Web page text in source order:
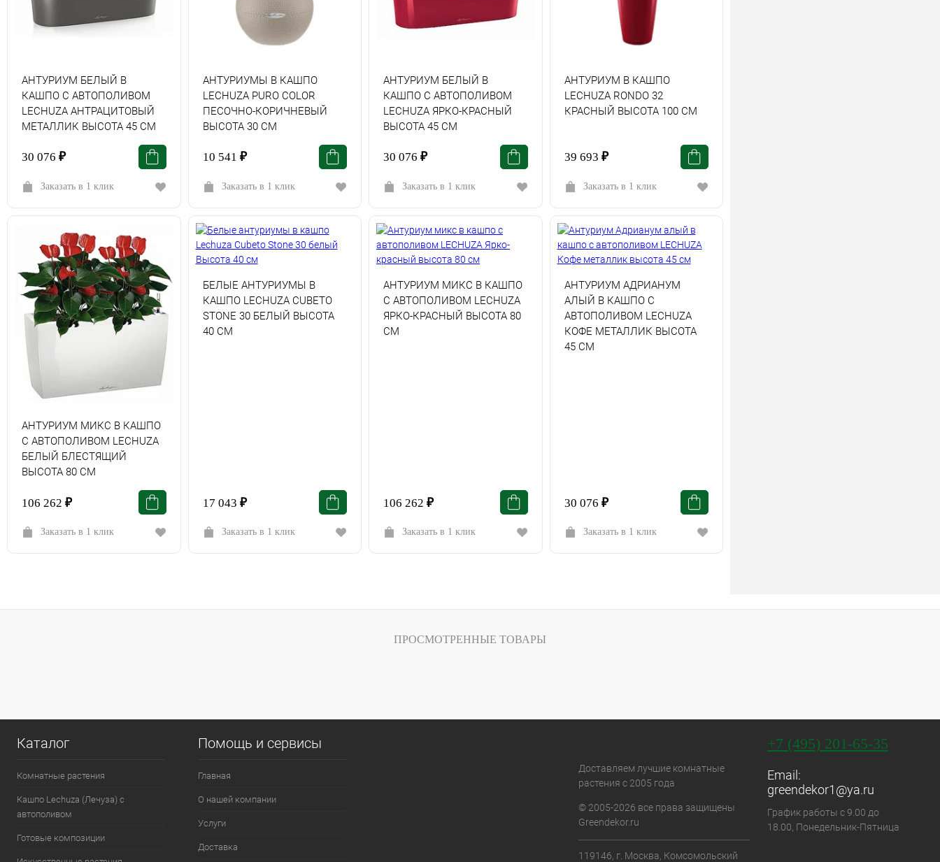
АНТУРИУМ БЕЛЫЙ В
КАШПО С АВТОПОЛИВОМ
LECHUZA АНТРАЦИТОВЫЙ
МЕТАЛЛИК ВЫСОТА 45 СМ
30 076 ₽
Заказать в 1 клик
АНТУРИУМЫ В КАШПО
LECHUZA PURO COLOR
ПЕСОЧНО-КОРИЧНЕВЫЙ
ВЫСОТА 30 СМ
10 541 ₽
Заказать в 1 клик
АНТУРИУМ БЕЛЫЙ В
КАШПО С АВТОПОЛИВОМ
LECHUZA ЯРКО-КРАСНЫЙ
ВЫСОТА 45 СМ
30 076 ₽
Заказать в 1 клик
АНТУРИУМ В КАШПО
LECHUZA RONDO 32
КРАСНЫЙ ВЫСОТА 100 СМ
39 693 ₽
Заказать в 1 клик
АНТУРИУМ МИКС В КАШПО
С АВТОПОЛИВОМ LECHUZA
БЕЛЫЙ БЛЕСТЯЩИЙ
ВЫСОТА 80 СМ
106 262 ₽
Заказать в 1 клик
БЕЛЫЕ АНТУРИУМЫ В
КАШПО LECHUZA CUBETO
STONE 30 БЕЛЫЙ ВЫСОТА
40 СМ
17 043 ₽
Заказать в 1 клик
АНТУРИУМ МИКС В КАШПО
С АВТОПОЛИВОМ LECHUZA
ЯРКО-КРАСНЫЙ ВЫСОТА 80
СМ
106 262 ₽
Заказать в 1 клик
АНТУРИУМ АДРИАНУМ
АЛЫЙ В КАШПО С
АВТОПОЛИВОМ LECHUZA
КОФЕ МЕТАЛЛИК ВЫСОТА
45 СМ
30 076 ₽
Заказать в 1 клик
ПРОСМОТРЕННЫЕ ТОВАРЫ
Каталог
Комнатные растения
Кашпо Lechuza (Лечуза) с
автополивом
Готовые композиции
Помощь и сервисы
Главная
О нашей компании
Услуги
Доставка
Доставляем лучшие комнатные
растения с 2005 года
© 2005-2026 все права защищены
Greendekor.ru
119146, г. Москва, Комсомольский
+7 (495) 201-65-35
Email:
greendekor1@ya.ru
График работы с 9.00 до
18.00, Понедельник-Пятница